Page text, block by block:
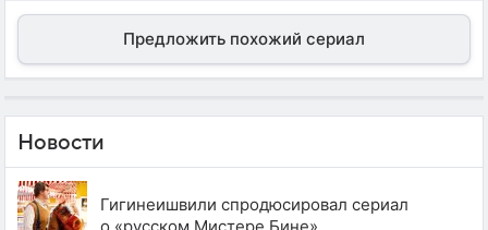
Предложить похожий сериал
Новости
Гигинеишвили спродюсировал сериал